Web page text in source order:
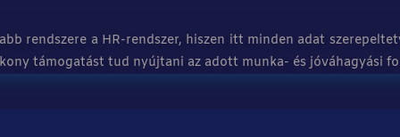
rendszere a HR-rendszer, hiszen itt minden adat
támogatást tud nyújtani az adott munka- és jóváhagyási